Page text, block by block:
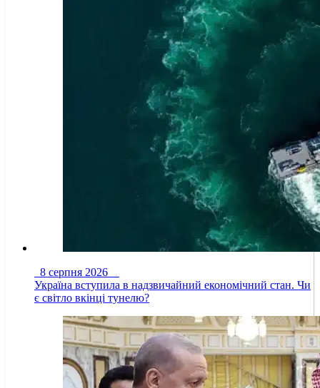
8 серпня 2026
Україна вступила в надзвичайний економічний стан. Чи
є світло вкінці тунелю?